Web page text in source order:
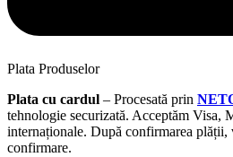
Plata Produselor
Plata cu cardul – Procesată prin
tehnologie securizată. Acceptăm Visa,
internaționale. După confirmarea
confirmare.